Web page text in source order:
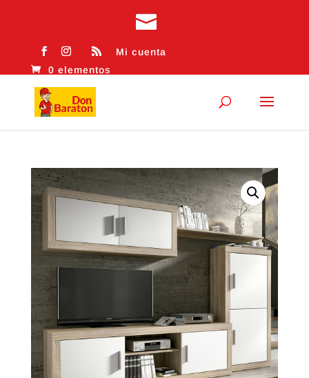
Mi cuenta
0 elementos